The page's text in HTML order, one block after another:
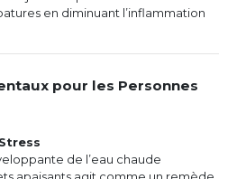
en diminuant l’inflammation
pour les Personnes
de l’eau chaude